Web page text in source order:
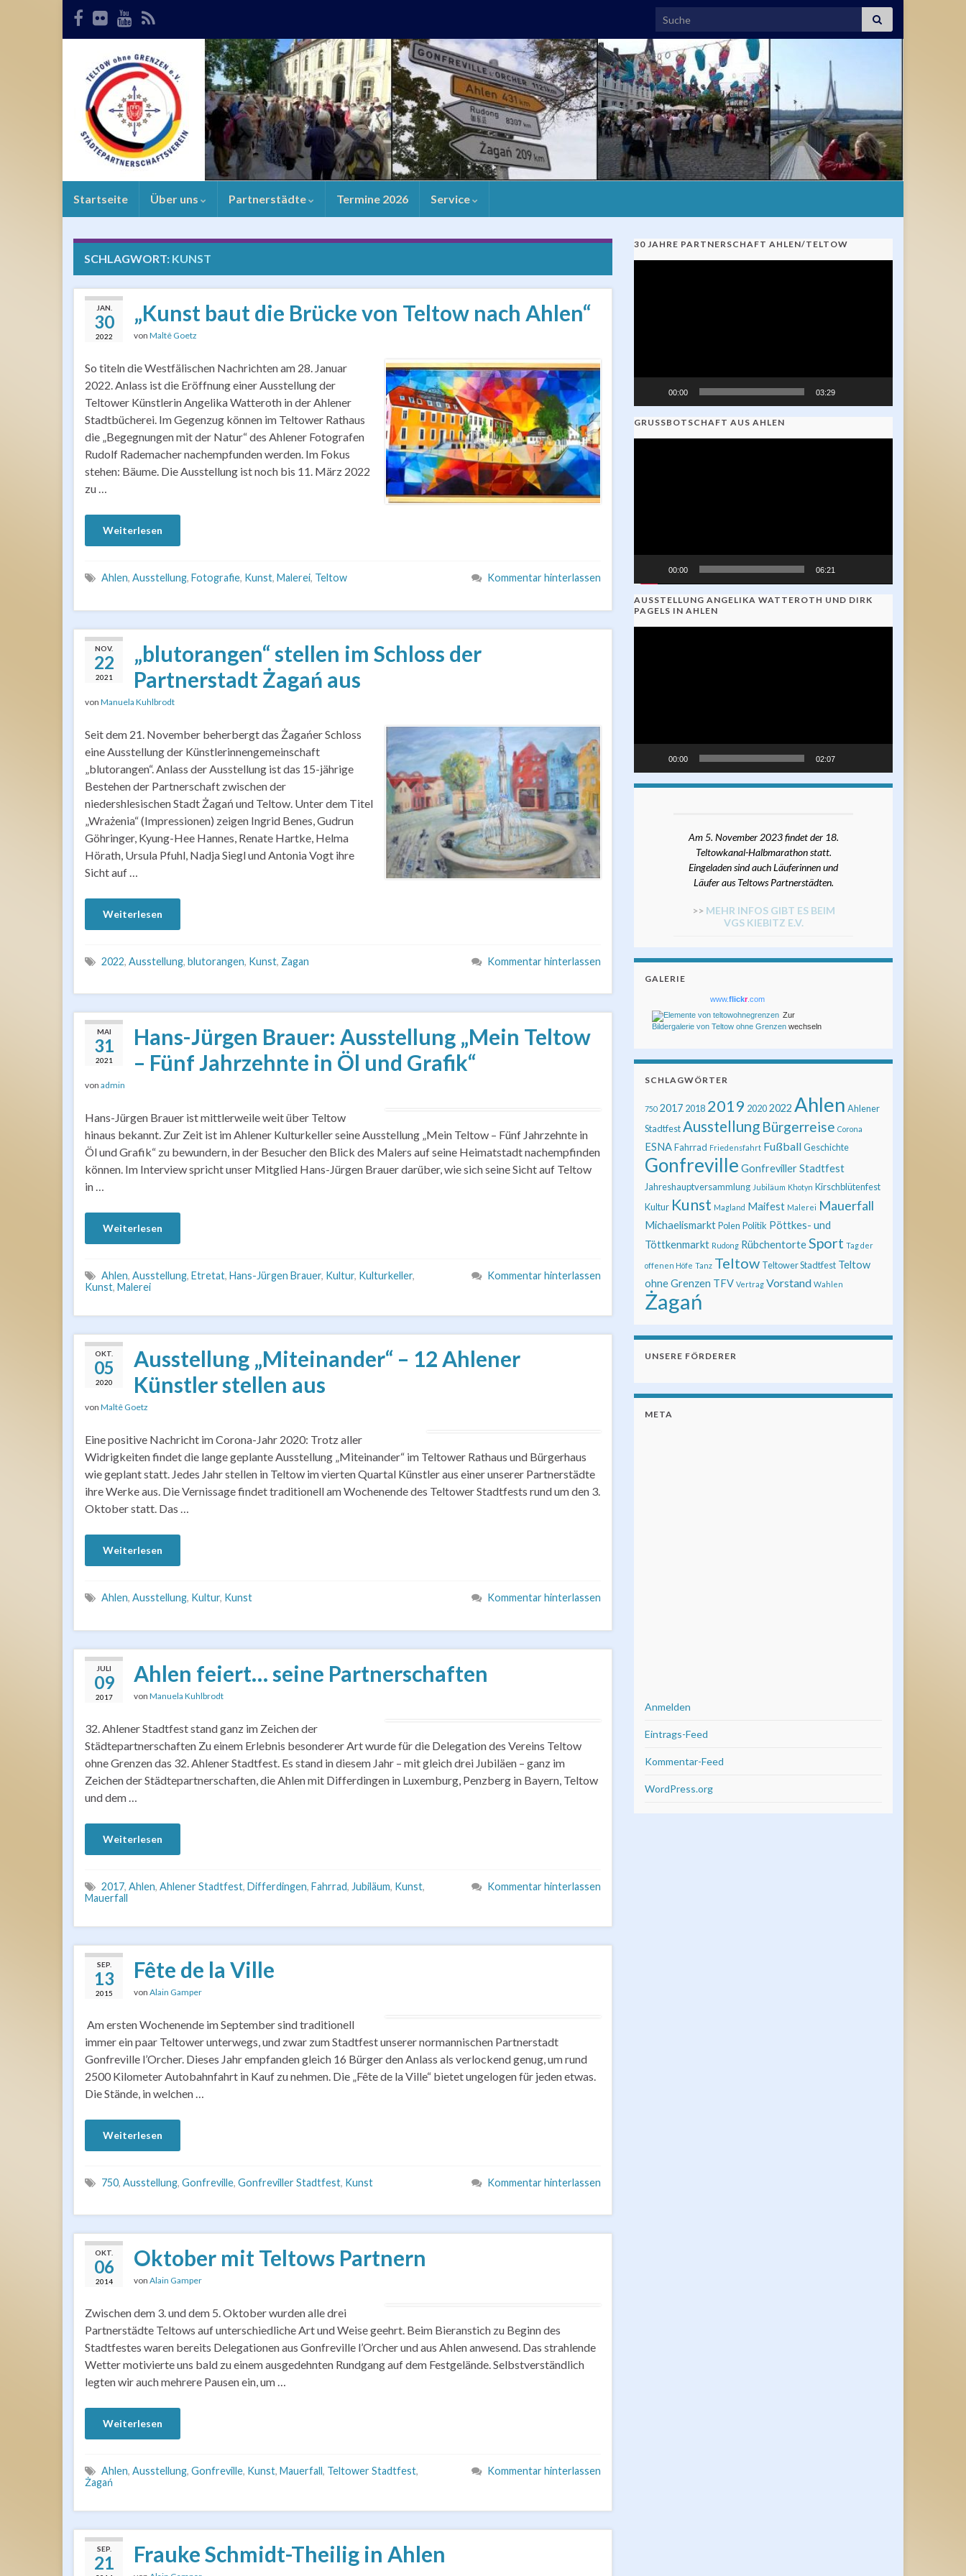
Search for:
Startseite Über uns Partnerstädte Termine 2026 Service
SCHLAGWORT: KUNST
JAN.
30
2022
„Kunst baut die Brücke von Teltow nach Ahlen“
von Maltê Goetz
So titeln die Westfälischen Nachrichten am 28. Januar
2022. Anlass ist die Eröffnung einer Ausstellung der
Teltower Künstlerin Angelika Watteroth in der Ahlener
Stadtbücherei. Im Gegenzug können im Teltower Rathaus
die „Begegnungen mit der Natur“ des Ahlener Fotografen
Rudolf Rademacher nachempfunden werden. Im Fokus
stehen: Bäume. Die Ausstellung ist noch bis 11. März 2022
zu …
Weiterlesen
Ahlen, Ausstellung, Fotografie, Kunst, Malerei, Teltow Kommentar hinterlassen
NOV.
22
2021
„blutorangen“ stellen im Schloss der
Partnerstadt Żagań aus
von Manuela Kuhlbrodt
Seit dem 21. November beherbergt das Żagańer Schloss
eine Ausstellung der Künstlerinnengemeinschaft
„blutorangen“. Anlass der Ausstellung ist das 15-jährige
Bestehen der Partnerschaft zwischen der
niedershlesischen Stadt Żagań und Teltow. Unter dem Titel
„Wrażenia“ (Impressionen) zeigen Ingrid Benes, Gudrun
Göhringer, Kyung-Hee Hannes, Renate Hartke, Helma
Hörath, Ursula Pfuhl, Nadja Siegl und Antonia Vogt ihre
Sicht auf …
Weiterlesen
2022, Ausstellung, blutorangen, Kunst, Zagan Kommentar hinterlassen
MAI
31
2021
Hans-Jürgen Brauer: Ausstellung „Mein Teltow
– Fünf Jahrzehnte in Öl und Grafik“
von admin
Hans-Jürgen Brauer ist mittlerweile weit über Teltow
hinaus bekannt. Zur Zeit ist im Ahlener Kulturkeller seine Ausstellung „Mein Teltow – Fünf Jahrzehnte in
Öl und Grafik“ zu bewundern, in der Besucher den Blick des Malers auf seine Heimatstadt nachempfinden
können. Im Interview spricht unser Mitglied Hans-Jürgen Brauer darüber, wie sich seine Sicht auf Teltow
in …
Weiterlesen
Ahlen, Ausstellung, Etretat, Hans-Jürgen Brauer, Kultur, Kulturkeller,
Kunst, Malerei
Kommentar hinterlassen
OKT.
05
2020
Ausstellung „Miteinander“ – 12 Ahlener
Künstler stellen aus
von Maltê Goetz
Eine positive Nachricht im Corona-Jahr 2020: Trotz aller
Widrigkeiten findet die lange geplante Ausstellung „Miteinander“ im Teltower Rathaus und Bürgerhaus
wie geplant statt. Jedes Jahr stellen in Teltow im vierten Quartal Künstler aus einer unserer Partnerstädte
ihre Werke aus. Die Vernissage findet traditionell am Wochenende des Teltower Stadtfests rund um den 3.
Oktober statt. Das …
Weiterlesen
Ahlen, Ausstellung, Kultur, Kunst Kommentar hinterlassen
JULI
09
2017
Ahlen feiert… seine Partnerschaften
von Manuela Kuhlbrodt
32. Ahlener Stadtfest stand ganz im Zeichen der
Städtepartnerschaften Zu einem Erlebnis besonderer Art wurde für die Delegation des Vereins Teltow
ohne Grenzen das 32. Ahlener Stadtfest. Es stand in diesem Jahr – mit gleich drei Jubiläen – ganz im
Zeichen der Städtepartnerschaften, die Ahlen mit Differdingen in Luxemburg, Penzberg in Bayern, Teltow
und dem …
Weiterlesen
2017, Ahlen, Ahlener Stadtfest, Differdingen, Fahrrad, Jubiläum, Kunst,
Mauerfall
Kommentar hinterlassen
SEP.
13
2015
Fête de la Ville
von Alain Gamper
Am ersten Wochenende im September sind traditionell
immer ein paar Teltower unterwegs, und zwar zum Stadtfest unserer normannischen Partnerstadt
Gonfreville l’Orcher. Dieses Jahr empfanden gleich 16 Bürger den Anlass als verlockend genug, um rund
2500 Kilometer Autobahnfahrt in Kauf zu nehmen. Die „Fête de la Ville“ bietet ungelogen für jeden etwas.
Die Stände, in welchen …
Weiterlesen
750, Ausstellung, Gonfreville, Gonfreviller Stadtfest, Kunst Kommentar hinterlassen
OKT.
06
2014
Oktober mit Teltows Partnern
von Alain Gamper
Zwischen dem 3. und dem 5. Oktober wurden alle drei
Partnerstädte Teltows auf unterschiedliche Art und Weise geehrt. Beim Bieranstich zu Beginn des
Stadtfestes waren bereits Delegationen aus Gonfreville l’Orcher und aus Ahlen anwesend. Das strahlende
Wetter motivierte uns bald zu einem ausgedehnten Rundgang auf dem Festgelände. Selbstverständlich
legten wir auch mehrere Pausen ein, um …
Weiterlesen
Ahlen, Ausstellung, Gonfreville, Kunst, Mauerfall, Teltower Stadtfest,
Żagań
Kommentar hinterlassen
SEP.
21 Frauke Schmidt-Theilig in Ahlen
30 JAHRE PARTNERSCHAFT AHLEN/TELTOW
00:00 03:29
GRUSSBOTSCHAFT AUS AHLEN
00:00 06:21
AUSSTELLUNG ANGELIKA WATTEROTH UND DIRK
PAGELS IN AHLEN
00:00 02:07
Am 5. November 2023 findet der 18.
Teltowkanal-Halbmarathon statt.
Eingeladen sind auch Läuferinnen und
Läufer aus Teltows Partnerstädten.
>> MEHR INFOS GIBT ES BEIM
VGS KIEBITZ E.V.
GALERIE
www.flickr.com
Zur
Bildergalerie von Teltow ohne Grenzen wechseln
SCHLAGWÖRTER
750 2017 2018 2019 20202022 Ahlen Ahlener
Stadtfest Ausstellung Bürgerreise Corona
ESNAFahrrad Friedensfahrt FußballGeschichte
Gonfreville Gonfreviller Stadtfest
Jahreshauptversammlung Jubiläum Khotyn Kirschblütenfest
Kultur Kunst Magland Maifest Malerei Mauerfall
MichaelismarktPolen Politik Pöttkes- und
Töttkenmarkt Rudong RübchentorteSport Tag der
offenen Höfe Tanz Teltow Teltower Stadtfest Teltow
ohne Grenzen TFV Vertrag Vorstand Wahlen
Żagań
UNSERE FÖRDERER
META
Anmelden
Eintrags-Feed
Kommentar-Feed
WordPress.org